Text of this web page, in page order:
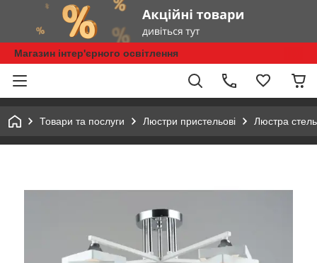
Магазин інтер'єрного освітлення
Товари та послуги Люстри пристельові Люстра